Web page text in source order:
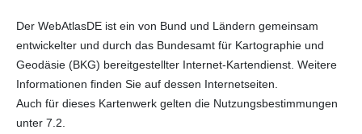
Der WebAtlasDE ist ein von Bund und Ländern gemeinsam
entwickelter und durch das Bundesamt für Kartographie und
Geodäsie (BKG) bereitgestellter Internet-Kartendienst. Weitere
Informationen finden Sie auf dessen Internetseiten.
Auch für dieses Kartenwerk gelten die Nutzungsbestimmungen
unter 7.2.